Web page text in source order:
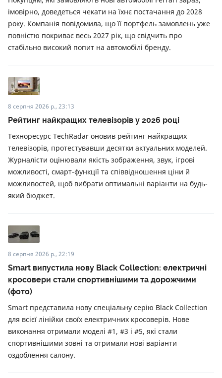
імовірно, доведеться чекати на їхнє постачання до 2028
року. Компанія повідомила, що її портфель замовлень уже
повністю покриває весь 2027 рік, що свідчить про
стабільно високий попит на автомобілі бренду.
8 серпня 2026 р., 23:13
Рейтинг найкращих телевізорів у 2026 році
Техноресурс TechRadar оновив рейтинг найкращих
телевізорів, протестувавши десятки актуальних моделей.
Журналісти оцінювали якість зображення, звук, ігрові
можливості, смарт-функції та співвідношення ціни й
можливостей, щоб вибрати оптимальні варіанти на будь-
який бюджет.
8 серпня 2026 р., 22:19
Smart випустила нову Black Collection: електричні
кросовери стали спортивнішими та дорожчими
(фото)
Smart представила нову спеціальну серію Black Collection
для всієї лінійки своїх електричних кросоверів. Нове
виконання отримали моделі #1, #3 і #5, які стали
спортивнішими зовні та отримали нові варіанти
оздоблення салону.